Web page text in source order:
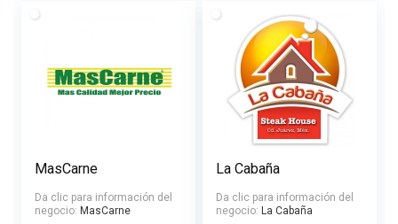
MasCarne
Da clic para información del
negocio: MasCarne
La Cabaña
Da clic para información del
negocio: La Cabaña